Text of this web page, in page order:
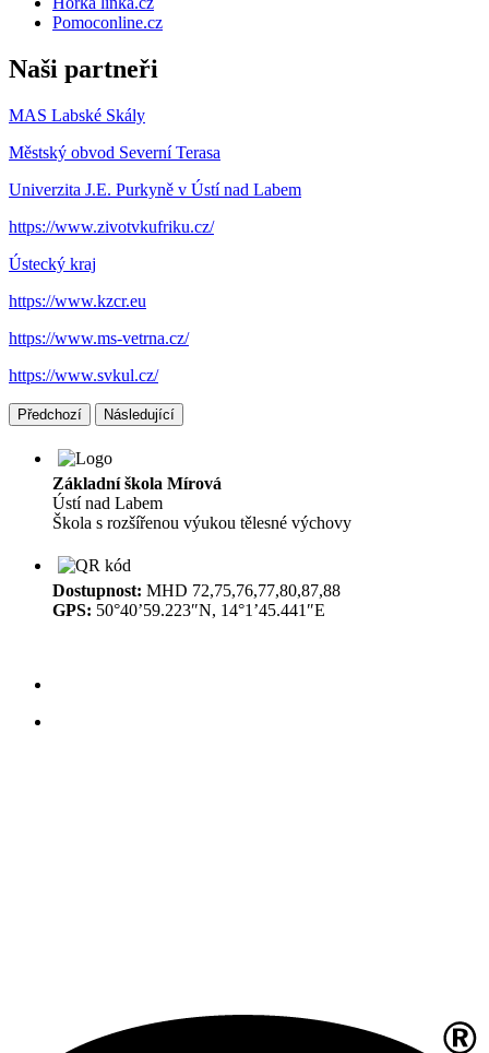
Pomoconline.cz
Naši partneři
MAS Labské Skály
Městský obvod Severní Terasa
Univerzita J.E. Purkyně v Ústí nad Labem
https://www.zivotvkufriku.cz/
Ústecký kraj
https://www.kzcr.eu
https://www.ms-vetrna.cz/
https://www.svkul.cz/
Předchozí Následující
Základní škola Mírová
Ústí nad Labem
Škola s rozšířenou výukou tělesné výchovy
Dostupnost: MHD 72,75,76,77,80,87,88
GPS: 50°40’59.223″N, 14°1’45.441″E